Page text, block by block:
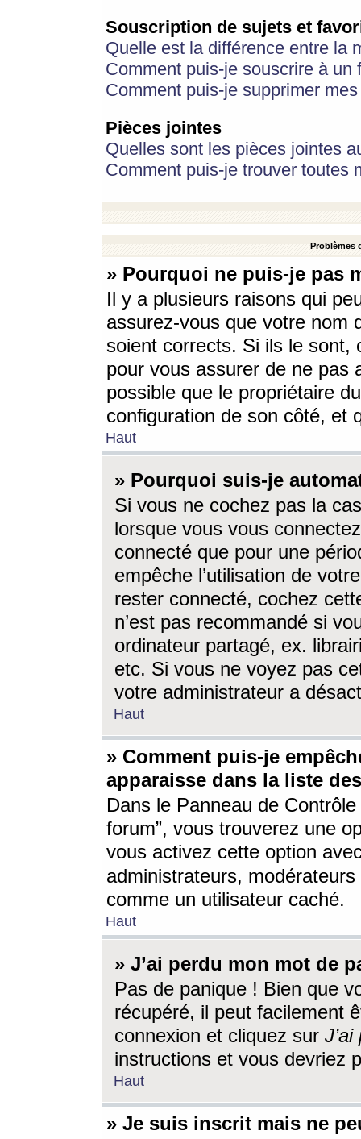
Souscription de sujets et
Quelle est la différence entre la
Comment puis-je souscrire à
Comment puis-je supprimer
Pièces jointes
Quelles sont les pièces jointes
Comment puis-je trouver toutes
Problèmes
» Pourquoi ne puis-je pas
Il y a plusieurs raisons qui
assurez-vous que votre nom
soient corrects. Si ils le sont,
pour vous assurer de ne pas
possible que le propriétaire
configuration de son côté, et
Haut
» Pourquoi suis-je
Si vous ne cochez pas la
lorsque vous vous
connecté que pour une
empêche l’utilisation de
rester connecté, cochez
n’est pas recommandé si
ordinateur partagé, ex.
etc. Si vous ne voyez pas
votre administrateur a
Haut
» Comment puis-je
apparaisse dans la liste
Dans le Panneau de
forum”, vous trouverez une
vous activez cette option
administrateurs,
comme un utilisateur caché.
Haut
» J’ai perdu mon mot de
Pas de panique ! Bien que
récupéré, il peut facilement
connexion et cliquez sur
instructions et vous devriez
Haut
» Je suis inscrit mais ne